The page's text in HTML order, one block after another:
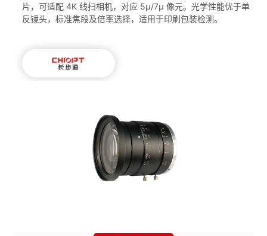
片，可适配 4K 线扫相机，对应 5μ/7μ 像元。光学性能优于单
反镜头，标准焦段及倍率选择，适用于印刷包装检测。